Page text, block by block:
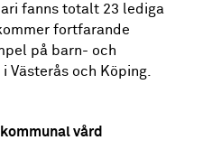
fanns totalt 23 lediga
fortfarande
på barn- och
Västerås och Köping.
vård